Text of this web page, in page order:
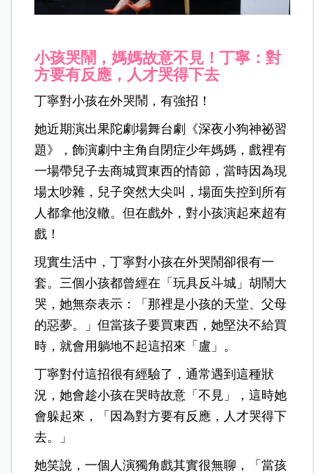
小孩哭鬧，媽媽故意不見！丁寧：對
方要有反應，人才哭得下去
丁寧對小孩在外哭鬧，有強招！
她近期演出果陀劇場舞台劇《深夜小狗神祕習
題》，飾演劇中主角自閉症少年媽媽，戲裡有
一場帶兒子去商城買東西的情節，當時因為現
場太吵雜，兒子突然大尖叫，場面失控到所有
人都拿他沒轍。但在戲外，對小孩演起來超有
戲！
現實生活中，丁寧對小孩在外哭鬧卻很有一
套。三個小孩都曾經在「玩具反斗城」胡鬧大
哭，她無奈表示：「那裡是小孩的天堂、父母
的惡夢。」但當孩子要買東西，她堅決不給買
時，就會用躺地不起這招來「盧」。
丁寧對付這招很有經驗了，通常遇到這種狀
況，她會趁小孩在哭時故意「不見」，這時她
會躲起來，「因為對方要有反應，人才哭得下
去。」
她笑說，一個人演獨角戲其實很無聊，「當孩